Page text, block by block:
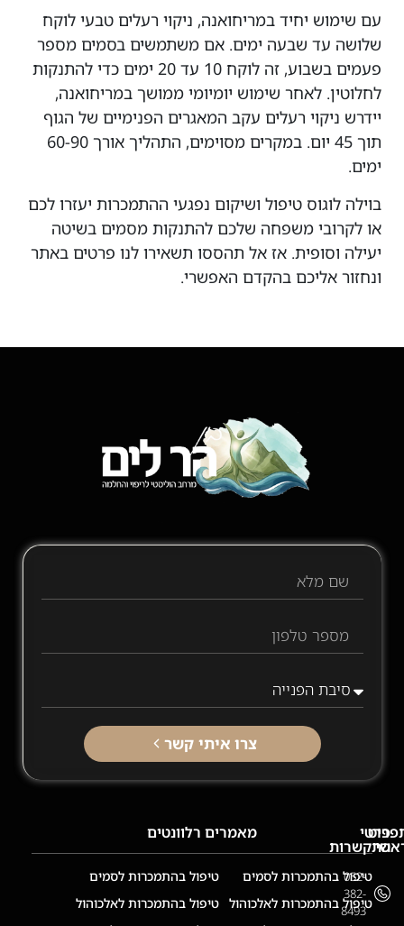
עם שימוש יחיד במריחואנה, ניקוי רעלים טבעי לוקח
שלושה עד שבעה ימים. אם משתמשים בסמים מספר
פעמים בשבוע, זה לוקח 10 עד 20 ימים כדי להתנקות
לחלוטין. לאחר שימוש יומיומי ממושך במריחואנה,
יידרש ניקוי רעלים עקב המאגרים הפנימיים של הגוף
תוך 45 יום. במקרים מסוימים, התהליך אורך 60-90
ימים.
בוילה לוגוס טיפול ושיקום נפגעי ההתמכרות יעזרו לכם
או לקרובי משפחה שלכם להתנקות מסמים בשיטה
יעילה וסופית. אז אל תהססו תשאירו לנו פרטים באתר
ונחזור אליכם בהקדם האפשרי.
צרו איתי קשר
מאמרים רלוונטים
טיפול בהתמכרות לסמים
טיפול בהתמכרות לאלכוהול
טיפול בהתמכרות לסמים
טיפול בהתמכרות לאלכוהול
פרטי
התקשרות
052-
382-
8493